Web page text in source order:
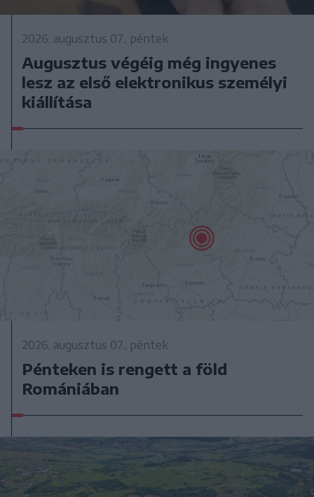
2026. augusztus 07., péntek
Augusztus végéig még ingyenes
lesz az első elektronikus személyi
kiállítása
2026. augusztus 07., péntek
Pénteken is rengett a föld
Romániában